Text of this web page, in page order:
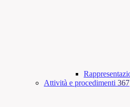
Attività e procedimenti 367